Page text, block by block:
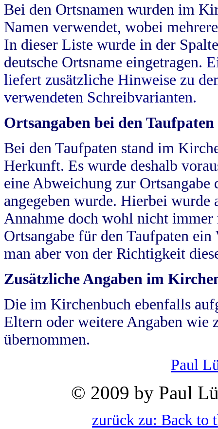
Bei den Ortsnamen wurden im
Namen verwendet, wobei
In dieser Liste wurde in der
deutsche Ortsname eingetragen.
liefert zusätzliche Hinweise zu
verwendeten Schreibvarianten.
Ortsangaben bei den Taufpaten
Bei den Taufpaten stand im
Herkunft. Es wurde deshalb
eine Abweichung zur
angegeben wurde. Hierbei wurde
Annahme doch wohl nicht
Ortsangabe für den Taufpaten
man aber von der Richtigkeit
Zusätzliche Angaben im
Die im Kirchenbuch ebenfalls
Eltern oder weitere Angaben wie
übernommen.
Paul
© 2009 by Paul
zurück zu: Back to